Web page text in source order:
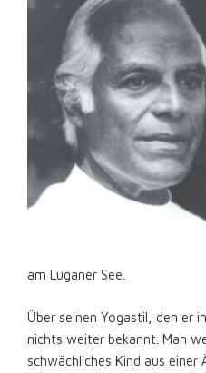
am Luganer See.
Über seinen Yogastil, den er
nichts weiter bekannt. Man
schwächliches Kind aus